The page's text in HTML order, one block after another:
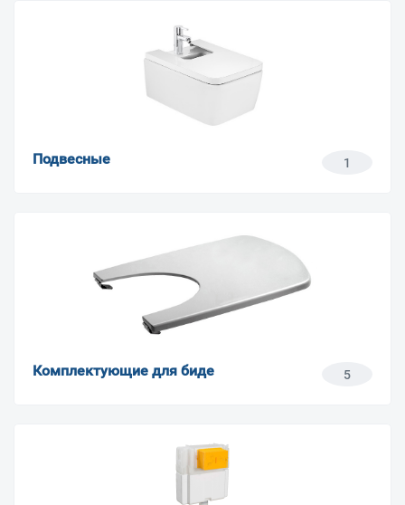
Подвесные 1
Комплектующие для биде 5